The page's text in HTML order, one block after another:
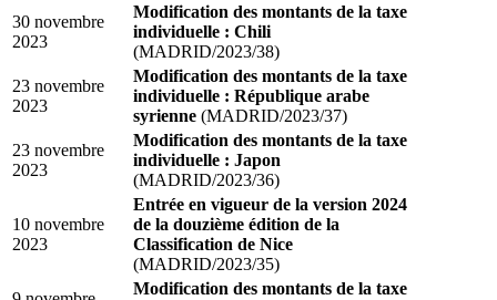
30 novembre
2023
Modification des montants de la taxe
individuelle : Chili
(MADRID/2023/38)
23 novembre
2023
Modification des montants de la taxe
individuelle : République arabe
syrienne (MADRID/2023/37)
23 novembre
2023
Modification des montants de la taxe
individuelle : Japon
(MADRID/2023/36)
10 novembre
2023
Entrée en vigueur de la version 2024
de la douzième édition de la
Classification de Nice
(MADRID/2023/35)
Modification des montants de la taxe